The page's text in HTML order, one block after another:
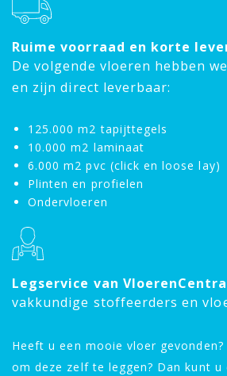
Ruime voorraad en korte
De volgende vloeren hebben
en zijn direct leverbaar:
125.000 m2 tapijttegels
10.000 m2 laminaat
6.000 m2 pvc (click en loose lay)
Plinten en profielen
Ondervloeren
Legservice van
vakkundige stoffeerders en
Heeft u een mooie vloer
om deze zelf te leggen? Dan kunt u